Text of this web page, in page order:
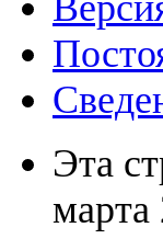
Эта
марта